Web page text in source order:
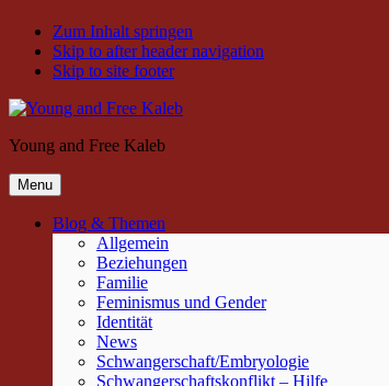
Zum Inhalt springen
Skip to after header navigation
Skip to site footer
Young and Free Kaleb
Menu
Blog & Themen
Allgemein
Beziehungen
Familie
Feminismus und Gender
Identität
News
Schwangerschaft/Embryologie
Schwangerschaftskonflikt – Hilfe